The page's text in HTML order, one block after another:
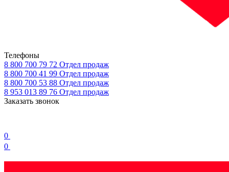
Телефоны
8 800 700 79 72 Отдел продаж
8 800 700 41 99 Отдел продаж
8 800 700 53 88 Отдел продаж
8 953 013 89 76 Отдел продаж
Заказать звонок
0
0